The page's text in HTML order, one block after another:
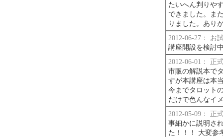
たいへん判りや
できました。ま
りました。あり
2012-06-27： お
講座開設を検討
2012-06-01： 正
市販の解説本で
すが本講座は本
今までタロット
だけで色んなイ
2012-05-09： 正
事細かに説明さ
た！！！ 大変参